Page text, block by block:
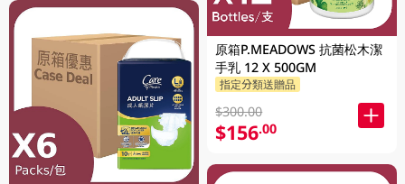
原箱P.MEADOWS 抗菌松木潔
手乳 12 X 500GM
指定分類送贈品
$300.00
$156.00